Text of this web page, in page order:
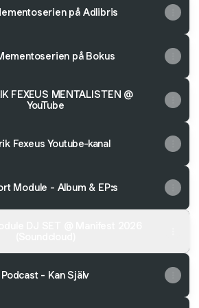
på Adlibris
på Bokus
FEXEUS MENTALISTEN @
YouTube
Fexeus Youtube-kanal
Module - Album & EP:s
Podcast - Kan Själv